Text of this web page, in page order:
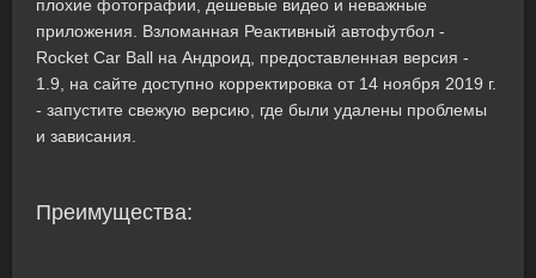
плохие фотографии, дешевые видео и неважные
приложения. Взломанная Реактивный автофутбол -
Rocket Car Ball на Андроид, предоставленная версия -
1.9, на сайте доступно корректировка от 14 ноября 2019 г.
- запустите свежую версию, где были удалены проблемы
и зависания.
Преимущества: